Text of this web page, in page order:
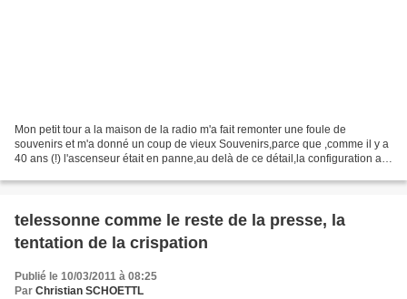
Mon petit tour a la maison de la radio m'a fait remonter une foule de
souvenirs et m'a donné un coup de vieux Souvenirs,parce que ,comme il y a
40 ans (!) l'ascenseur était en panne,au delà de ce détail,la configuration a
telessonne comme le reste de la presse, la
tentation de la crispation
Publié le 10/03/2011 à 08:25
Par Christian SCHOETTL